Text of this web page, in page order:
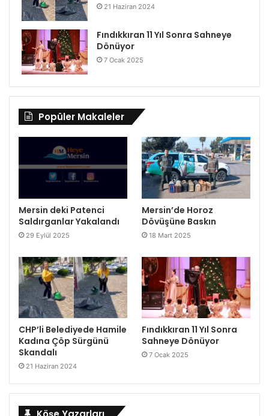
21 Haziran 2024
Fındıkkıran 11 Yıl Sonra Sahneye
Dönüyor
7 Ocak 2025
Popüler Makaleler
Mersin deki Patenci
Saldırganlar Yakalandı
29 Eylül 2025
Mersin’de Horoz
Dövüşüne Baskın
18 Mart 2025
CHP’li Belediyede Hamile
Kadına Çöp Sürgünü
Skandalı
21 Haziran 2024
Fındıkkıran 11 Yıl Sonra
Sahneye Dönüyor
7 Ocak 2025